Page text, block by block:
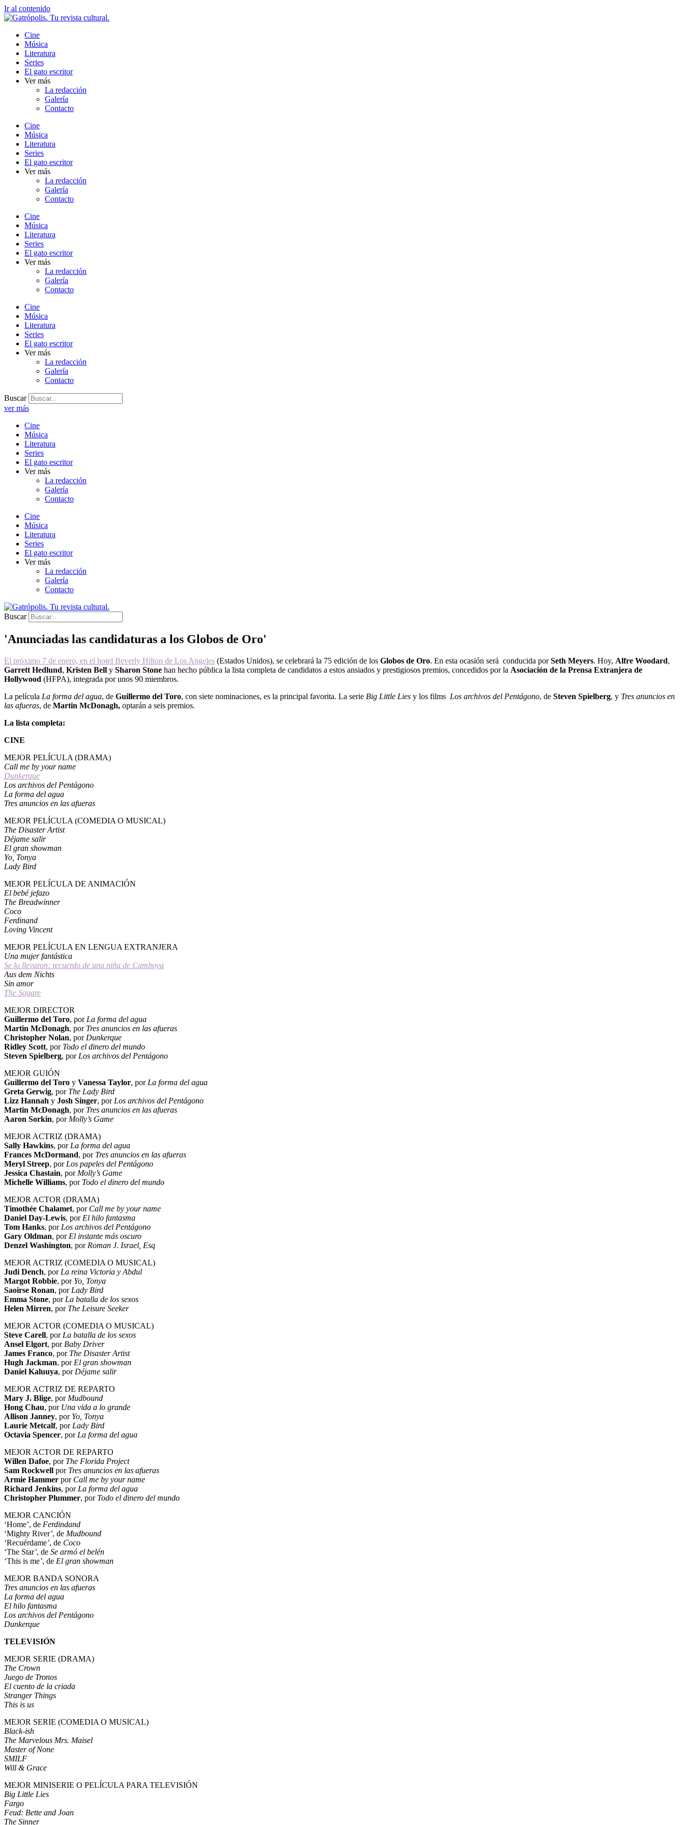
Ir al contenido
Cine
Música
Literatura
Series
El gato escritor
Ver más
La redacción
Galería
Contacto
Cine
Música
Literatura
Series
El gato escritor
Ver más
La redacción
Galería
Contacto
Cine
Música
Literatura
Series
El gato escritor
Ver más
La redacción
Galería
Contacto
Cine
Música
Literatura
Series
El gato escritor
Ver más
La redacción
Galería
Contacto
Buscar
ver más
Cine
Música
Literatura
Series
El gato escritor
Ver más
La redacción
Galería
Contacto
Cine
Música
Literatura
Series
El gato escritor
Ver más
La redacción
Galería
Contacto
Buscar
'Anunciadas las candidaturas a los Globos de Oro'
El próximo 7 de enero, en el hotel Beverly Hilton de Los Angeles (Estados Unidos), se celebrará la 75 edición de los Globos de Oro. En esta ocasión será conducida porSeth Meyers. Hoy, Alfre Woodard,
Garrett Hedlund, Kristen Bell y Sharon Stone han hecho pública la lista completa de candidatos a estos ansiados y prestigiosos premios, concedidos por la Asociación de la Prensa Extranjera de
Hollywood (HFPA), integrada por unos 90 miembros.
La película La forma del agua, de Guillermo del Toro, con siete nominaciones, es la principal favorita. La serie Big Little Lies y los films Los archivos del Pentágono, de Steven Spielberg, y Tres anuncios en
las afueras, de Martin McDonagh, optarán a seis premios.
La lista completa:
CINE
MEJOR PELÍCULA (DRAMA)
Call me by your name
Dunkerque
Los archivos del Pentágono
La forma del agua
Tres anuncios en las afueras
MEJOR PELÍCULA (COMEDIA O MUSICAL)
The Disaster Artist
Déjame salir
El gran showman
Yo, Tonya
Lady Bird
MEJOR PELÍCULA DE ANIMACIÓN
El bebé jefazo
The Breadwinner
Coco
Ferdinand
Loving Vincent
MEJOR PELÍCULA EN LENGUA EXTRANJERA
Una mujer fantástica
Se lo llevaron: recuerdo de una niña de Camboya
Aus dem Nichts
Sin amor
The Square
MEJOR DIRECTOR
Guillermo del Toro, por La forma del agua
Martin McDonagh, por Tres anuncios en las afueras
Christopher Nolan, por Dunkerque
Ridley Scott, por Todo el dinero del mundo
Steven Spielberg, por Los archivos del Pentágono
MEJOR GUIÓN
Guillermo del Toro y Vanessa Taylor, por La forma del agua
Greta Gerwig, por The Lady Bird
Lizz Hannah y Josh Singer, por Los archivos del Pentágono
Martin McDonagh, por Tres anuncios en las afueras
Aaron Sorkin, por Molly’s Game
MEJOR ACTRIZ (DRAMA)
Sally Hawkins, por La forma del agua
Frances McDormand, por Tres anuncios en las afueras
Meryl Streep, por Los papeles del Pentágono
Jessica Chastain, por Molly’s Game
Michelle Williams, por Todo el dinero del mundo
MEJOR ACTOR (DRAMA)
Timothée Chalamet, por Call me by your name
Daniel Day-Lewis, por El hilo fantasma
Tom Hanks, por Los archivos del Pentágono
Gary Oldman, por El instante más oscuro
Denzel Washington, por Roman J. Israel, Esq
MEJOR ACTRIZ (COMEDIA O MUSICAL)​​​​​​
Judi Dench, por La reina Victoria y Abdul
Margot Robbie, por Yo, Tonya
Saoirse Ronan, por Lady Bird
Emma Stone, por La batalla de los sexos
Helen Mirren, por The Leisure Seeker
MEJOR ACTOR (COMEDIA O MUSICAL)
Steve Carell, por La batalla de los sexos
Ansel Elgort, por Baby Driver
James Franco, por The Disaster Artist
Hugh Jackman, por El gran showman
Daniel Kaluuya, por Déjame salir
MEJOR ACTRIZ DE REPARTO
Mary J. Blige, por Mudbound
Hong Chau, por Una vida a lo grande
Allison Janney, por Yo, Tonya
Laurie Metcalf, por Lady Bird
Octavia Spencer, por La forma del agua
MEJOR ACTOR DE REPARTO
Willen Dafoe, por The Florida Project
Sam Rockwell por Tres anuncios en las afueras
Armie Hammer por Call me by your name
Richard Jenkins, por La forma del agua
Christopher Plummer, por Todo el dinero del mundo
MEJOR CANCIÓN
‘Home’, de Ferdindand
‘Mighty River’, de Mudbound
‘Recuérdame’, de Coco
‘The Star’, de Se armó el belén
‘This is me’, de El gran showman
MEJOR BANDA SONORA
Tres anuncios en las afueras
La forma del agua
El hilo fantasma
Los archivos del Pentágono
Dunkerque
TELEVISIÓN
MEJOR SERIE (DRAMA)
The Crown
Juego de Tronos
El cuento de la criada
Stranger Things
This is us
MEJOR SERIE (COMEDIA O MUSICAL)
Black-ish
The Marvelous Mrs. Maisel
Master of None
SMILF
Will & Grace
MEJOR MINISERIE O PELÍCULA PARA TELEVISIÓN
Big Little Lies
Fargo
Feud: Bette and Joan
The Sinner